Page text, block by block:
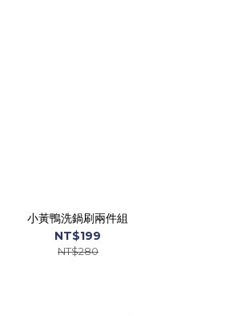
小黃鴨洗鍋刷兩件組
NT$199
NT$280